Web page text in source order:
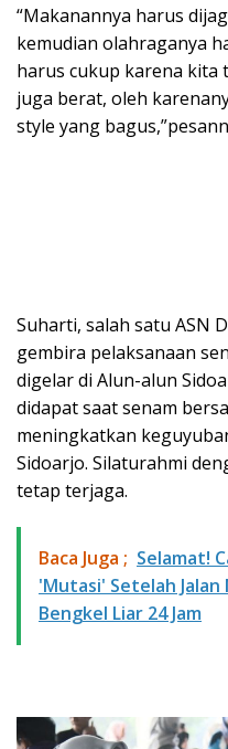
“Makanannya harus
kemudian olahraganya
harus cukup karena kita
juga berat, oleh
style yang
Suharti, salah satu ASN
gembira pelaksanaan
digelar di Alun-alun
didapat saat senam
meningkatkan
Sidoarjo. Silaturahmi
tetap terjaga.
Baca Juga ; Selamat!
'Mutasi' Setelah Jalan
Bengkel Liar 24 Jam